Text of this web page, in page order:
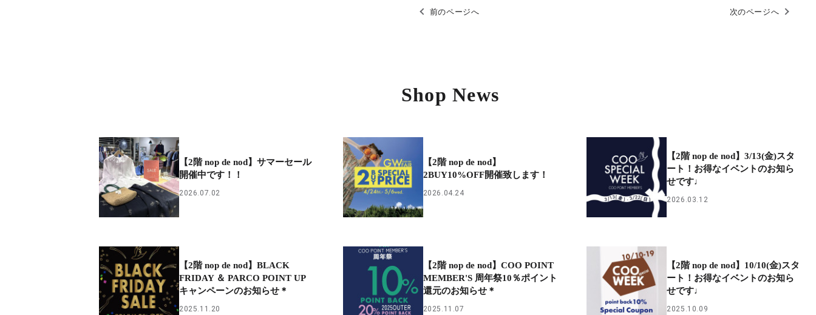
前のページへ 次のページへ
Shop News
【2階 nop de nod】サマーセール
開催中です！！
2026.07.02
【2階 nop de nod】
2BUY10%OFF開催致します！
2026.04.24
【2階 nop de nod】3/13(金)スタ
ート！お得なイベントのお知ら
せです♩
2026.03.12
【2階 nop de nod】BLACK
FRIDAY ＆ PARCO POINT UP
キャンペーンのお知らせ＊
2025.11.20
【2階 nop de nod】COO POINT
MEMBER'S 周年祭10％ポイント
還元のお知らせ＊
2025.11.07
【2階 nop de nod】10/10(金)スタ
ート！お得なイベントのお知ら
せです♩
2025.10.09